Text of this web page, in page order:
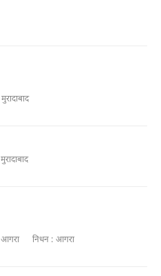
मुरादाबाद
मुरादाबाद
आगरा निधन : आगरा